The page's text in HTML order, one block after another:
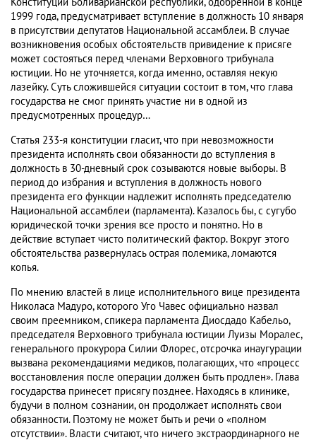
1999 года, предусматривает вступление в должность 10 января
в присутствии депутатов Национальной ассамблеи. В случае
возникновения особых обстоятельств привидение к присяге
может состояться перед членами Верховного трибунала
юстиции. Но не уточняется, когда именно, оставляя некую
лазейку. Суть сложившейся ситуации состоит в том, что глава
государства не смог принять участие ни в одной из
предусмотренных процедур…
Статья 233-я конституции гласит, что при невозможности
президента исполнять свои обязанности до вступления в
должность в 30-дневный срок созываются новые выборы. В
период до избрания и вступления в должность нового
президента его функции надлежит исполнять председателю
Национальной ассамблеи (парламента). Казалось бы, с сугубо
юридической точки зрения все просто и понятно. Но в
действие вступает чисто политический фактор. Вокруг этого
обстоятельства развернулась острая полемика, ломаются
копья.
По мнению властей в лице исполнительного вице президента
Николаса Мадуро, которого Уго Чавес официально назвал
своим преемником, спикера парламента Диосдадо Кабельо,
председателя Верховного трибунала юстиции Луизы Моралес,
генерального прокурора Силии Флорес, отсрочка инаугурации
вызвана рекомендациями медиков, полагающих, что «процесс
восстановления после операции должен быть продлен». Глава
государства принесет присягу позднее. Находясь в клинике,
будучи в полном сознании, он продолжает исполнять свои
обязанности. Поэтому не может быть и речи о «полном
отсутствии». Власти считают, что ничего экстраординарного не